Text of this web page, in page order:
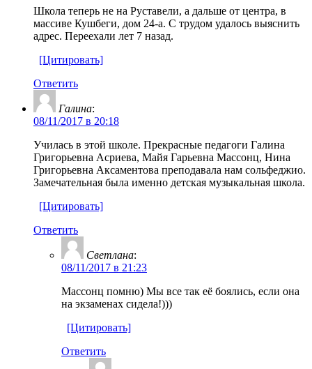
Школа теперь не на Руставели, а дальше от центра, в
массиве Кушбеги, дом 24-а. С трудом удалось выяснить
адрес. Переехали лет 7 назад.
[Цитировать]
Ответить
Галина:
08/11/2017 в 20:18
Училась в этой школе. Прекрасные педагоги Галина
Григорьевна Асриева, Майя Гарьевна Массонц, Нина
Григорьевна Аксаментова преподавала нам сольфеджио.
Замечательная была именно детская музыкальная школа.
[Цитировать]
Ответить
Светлана:
08/11/2017 в 21:23
Массонц помню) Мы все так её боялись, если она
на экзаменах сидела!)))
[Цитировать]
Ответить